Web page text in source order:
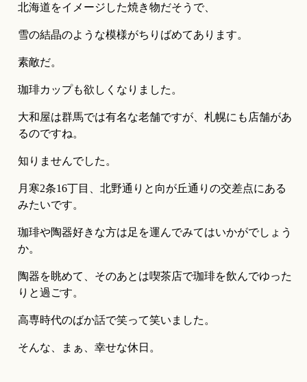
北海道をイメージした焼き物だそうで、
雪の結晶のような模様がちりばめてあります。
素敵だ。
珈琲カップも欲しくなりました。
大和屋は群馬では有名な老舗ですが、札幌にも店舗があ
るのですね。
知りませんでした。
月寒2条16丁目、北野通りと向が丘通りの交差点にある
みたいです。
珈琲や陶器好きな方は足を運んでみてはいかがでしょう
か。
陶器を眺めて、そのあとは喫茶店で珈琲を飲んでゆった
りと過ごす。
高専時代のばか話で笑って笑いました。
そんな、まぁ、幸せな休日。